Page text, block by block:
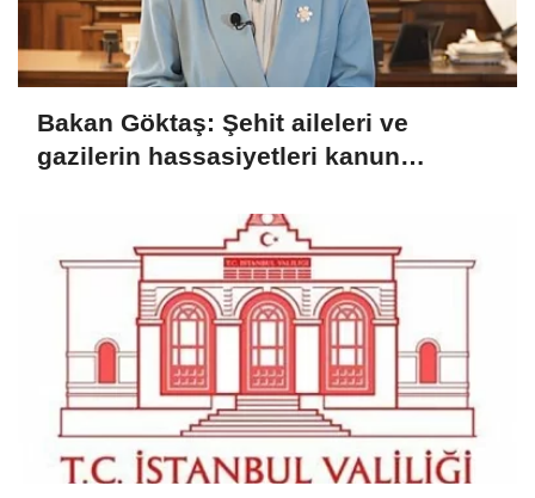
Bakan Göktaş: Şehit aileleri ve
gazilerin hassasiyetleri kanun